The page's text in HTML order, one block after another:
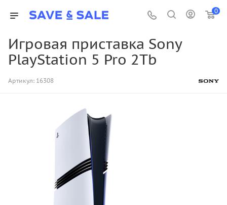
0
Игровая приставка Sony
PlayStation 5 Pro 2Tb
Артикул: 16308